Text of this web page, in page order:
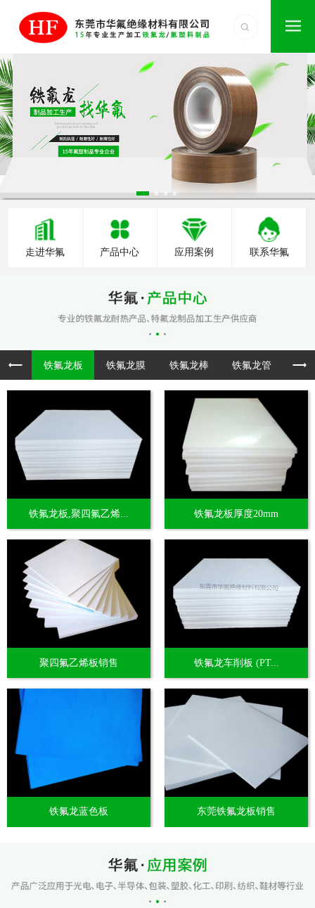
走进华氟 产品中心 应用案例 联系华氟
铁氟龙板 铁氟龙膜 铁氟龙棒 铁氟龙管 透
铁氟龙板,聚四氟乙烯... 铁氟龙板厚度20mm
聚四氟乙烯板销售 铁氟龙车削板 (PT...
铁氟龙蓝色板 东莞铁氟龙板销售